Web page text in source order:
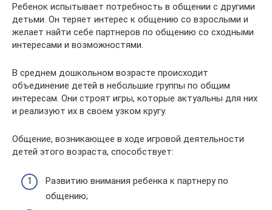
Ребенок испытывает потребность в общении с другими
детьми. Он теряет интерес к общению со взрослыми и
желает найти себе партнеров по общению со сходными
интересами и возможностями.
В среднем дошкольном возрасте происходит
объединение детей в небольшие группы по общим
интересам. Они строят игры, которые актуальны для них
и реализуют их в своем узком кругу.
Общение, возникающее в ходе игровой деятельности
детей этого возраста, способствует:
Развитию внимания ребенка к партнеру по
общению;